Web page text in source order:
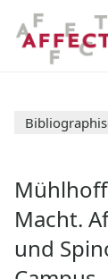
Inhalt
springen
Macht.
und